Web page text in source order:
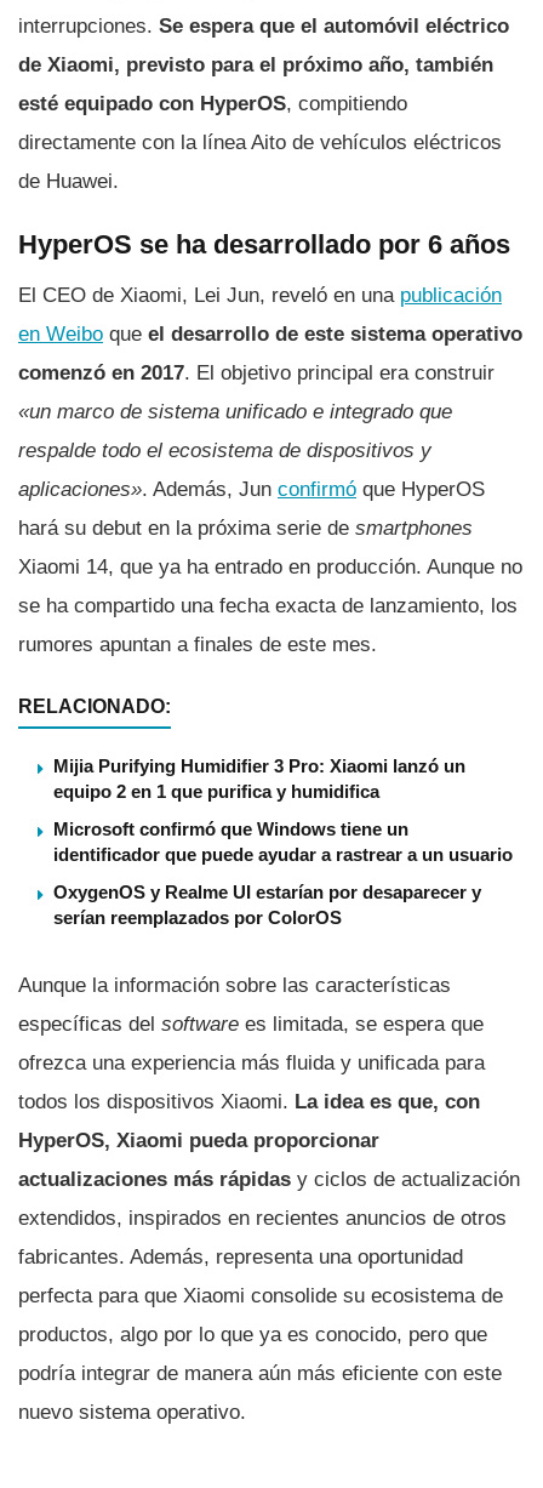
interrupciones. Se espera que el automóvil eléctrico
de Xiaomi, previsto para el próximo año, también
esté equipado con HyperOS, compitiendo
directamente con la línea Aito de vehículos eléctricos
de Huawei.
HyperOS se ha desarrollado por 6 años
El CEO de Xiaomi, Lei Jun, reveló en una publicación
en Weibo que el desarrollo de este sistema operativo
comenzó en 2017. El objetivo principal era construir
«un marco de sistema unificado e integrado que
respalde todo el ecosistema de dispositivos y
aplicaciones». Además, Jun confirmó que HyperOS
hará su debut en la próxima serie de smartphones
Xiaomi 14, que ya ha entrado en producción. Aunque no
se ha compartido una fecha exacta de lanzamiento, los
rumores apuntan a finales de este mes.
RELACIONADO:
Mijia Purifying Humidifier 3 Pro: Xiaomi lanzó un
equipo 2 en 1 que purifica y humidifica
Microsoft confirmó que Windows tiene un
identificador que puede ayudar a rastrear a un usuario
OxygenOS y Realme UI estarían por desaparecer y
serían reemplazados por ColorOS
Aunque la información sobre las características
específicas del software es limitada, se espera que
ofrezca una experiencia más fluida y unificada para
todos los dispositivos Xiaomi. La idea es que, con
HyperOS, Xiaomi pueda proporcionar
actualizaciones más rápidas y ciclos de actualización
extendidos, inspirados en recientes anuncios de otros
fabricantes. Además, representa una oportunidad
perfecta para que Xiaomi consolide su ecosistema de
productos, algo por lo que ya es conocido, pero que
podría integrar de manera aún más eficiente con este
nuevo sistema operativo.